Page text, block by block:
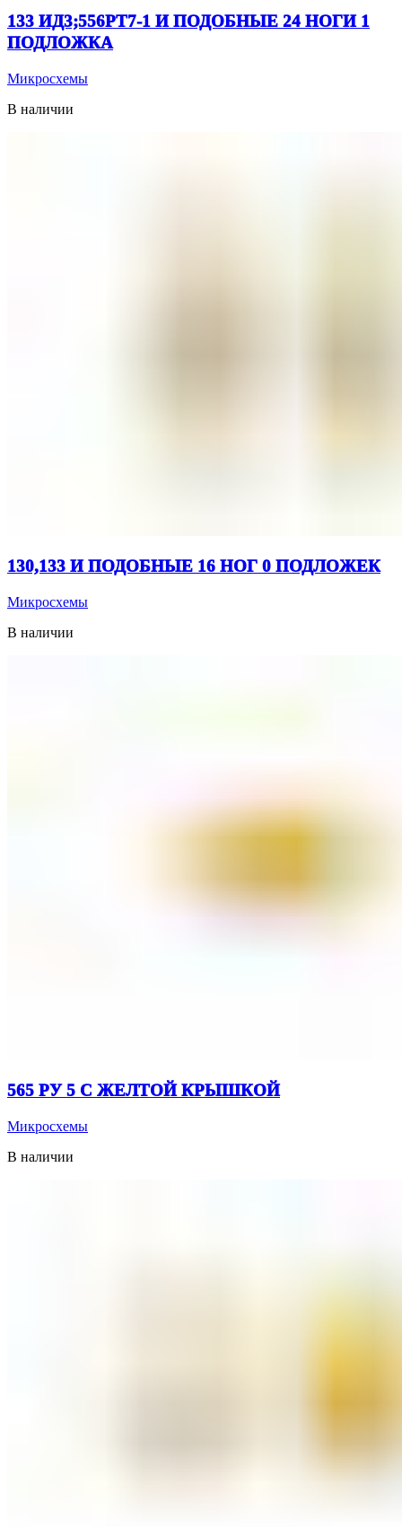
133 ИД3;556РТ7-1 И ПОДОБНЫЕ 24 НОГИ 1
ПОДЛОЖКА
Микросхемы
В наличии
130,133 И ПОДОБНЫЕ 16 НОГ 0 ПОДЛОЖЕК
Микросхемы
В наличии
565 РУ 5 С ЖЕЛТОЙ КРЫШКОЙ
Микросхемы
В наличии